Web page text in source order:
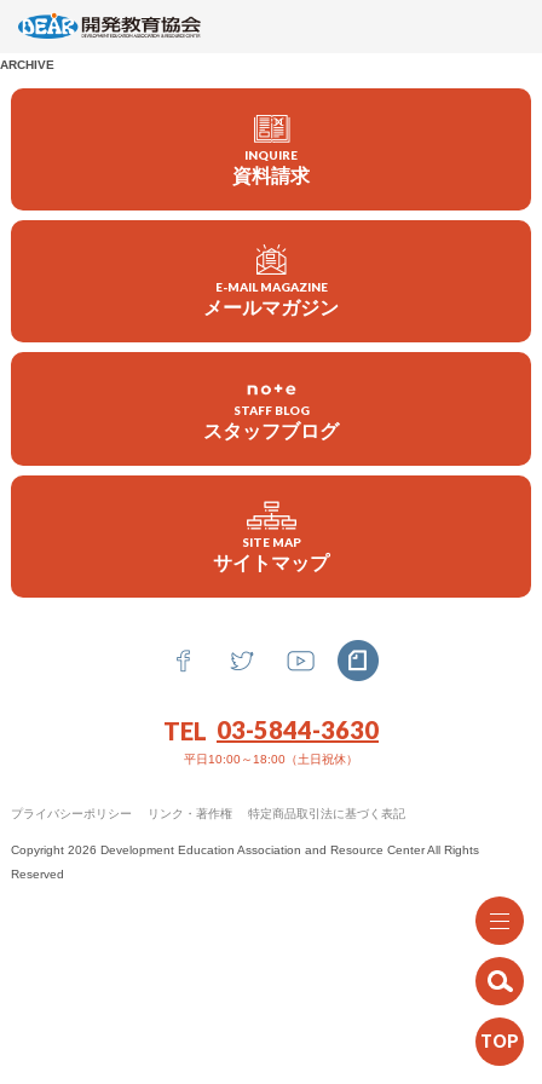
ボランティアをする
企業・団体の皆さまへ
教材・出版物
機関誌
政策提言
お問い合わせ
ARCHIVE
TOP
INQUIRE
資料請求
E-MAIL MAGAZINE
メールマガジン
STAFF BLOG
スタッフブログ
SITE MAP
サイトマップ
TEL 03-5844-3630
平日10:00～18:00（土日祝休）
プライバシーポリシー リンク・著作権 特定商品取引法に基づく表記
Copyright 2026 Development Education Association and Resource Center All Rights
Reserved